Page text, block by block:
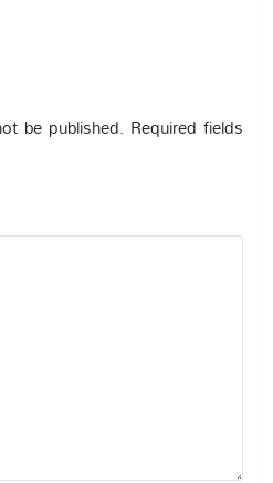
be published. Required fields